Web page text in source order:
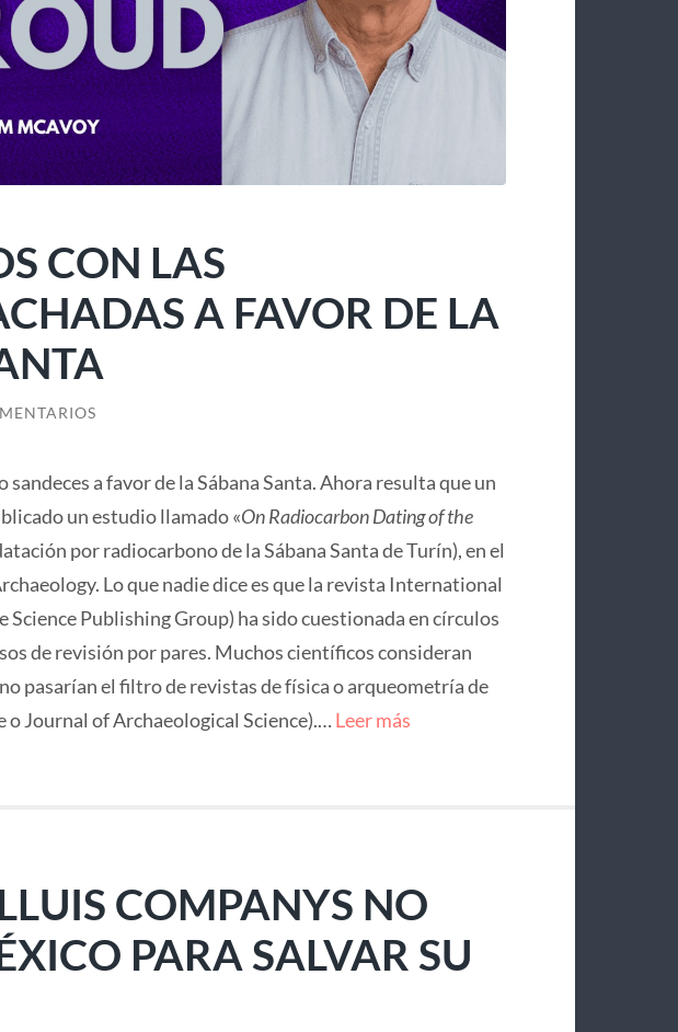
CON LAS
A FAVOR DE LA
sandeces a favor de la Sábana Santa. Ahora resulta que un
un estudio llamado «On Radiocarbon Dating of the
por radiocarbono de la Sábana Santa de Turín), en el
Lo que nadie dice es que la revista International
Science Publishing Group) ha sido cuestionada en círculos
de revisión por pares. Muchos científicos consideran
pasarían el filtro de revistas de física o arqueometría de
Journal of Archaeological Science).…Leer más
COMPANYS NO
PARA SALVAR SU